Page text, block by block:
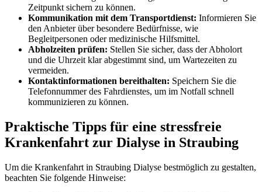
Zeitpunkt sichern zu können.
Kommunikation mit dem Transportdienst: Informieren Sie
den Anbieter über besondere Bedürfnisse, wie
Begleitpersonen oder medizinische Hilfsmittel.
Abholzeiten prüfen: Stellen Sie sicher, dass der Abholort
und die Uhrzeit klar abgestimmt sind, um Wartezeiten zu
vermeiden.
Kontaktinformationen bereithalten: Speichern Sie die
Telefonnummer des Fahrdienstes, um im Notfall schnell
kommunizieren zu können.
Praktische Tipps für eine stressfreie
Krankenfahrt zur Dialyse in Straubing
Um die Krankenfahrt in Straubing Dialyse bestmöglich zu gestalten,
beachten Sie folgende Hinweise: